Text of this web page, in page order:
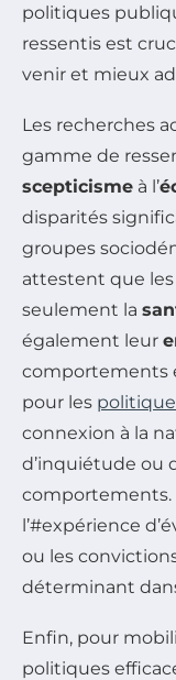
politiques
ressentis est
venir et mieux
Les recherches
gamme de
scepticisme à l’
disparités
groupes
attestent que
seulement la
également leur
comportements
pour les
connexion à la
d’inquiétude ou
comportements.
l’#expérience
ou les
déterminant
Enfin, pour
politiques